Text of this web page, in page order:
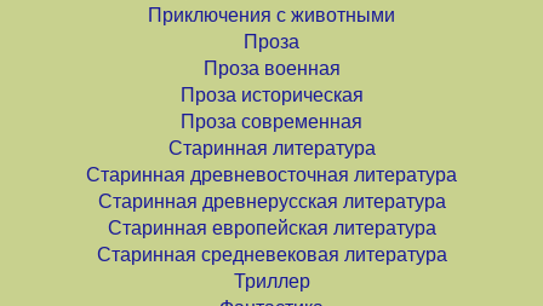
Приключения с животными
Проза
Проза военная
Проза историческая
Проза современная
Старинная литература
Старинная древневосточная литература
Старинная древнерусская литература
Старинная европейская литература
Старинная средневековая литература
Триллер